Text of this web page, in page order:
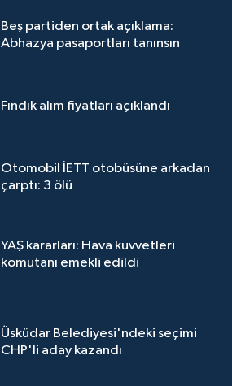
Beş partiden ortak açıklama:
Abhazya pasaportları tanınsın
Fındık alım fiyatları açıklandı
Otomobil İETT otobüsüne arkadan
çarptı: 3 ölü
YAŞ kararları: Hava kuvvetleri
komutanı emekli edildi
Üsküdar Belediyesi'ndeki seçimi
CHP'li aday kazandı